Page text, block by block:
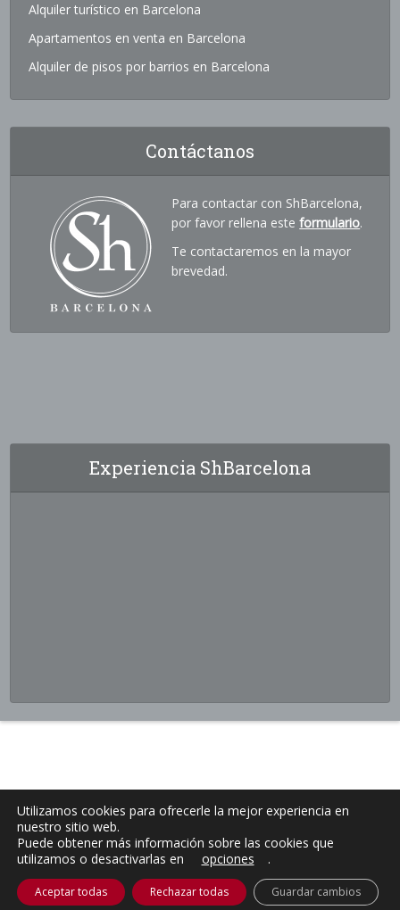
Alquiler turístico en Barcelona
Apartamentos en venta en Barcelona
Alquiler de pisos por barrios en Barcelona
Contáctanos
Para contactar con ShBarcelona,
por favor rellena esteformulario.
Te contactaremos en la mayor
brevedad.
Experiencia ShBarcelona
Utilizamos cookies para ofrecerle la mejor experiencia en
nuestro sitio web.
Puede obtener más información sobre las cookies que
utilizamos o desactivarlas en
opciones .
Aceptar todas Rechazar todas Guardar cambios